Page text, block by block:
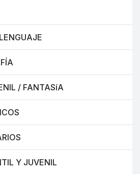
/ FANTASíA
Y JUVENIL